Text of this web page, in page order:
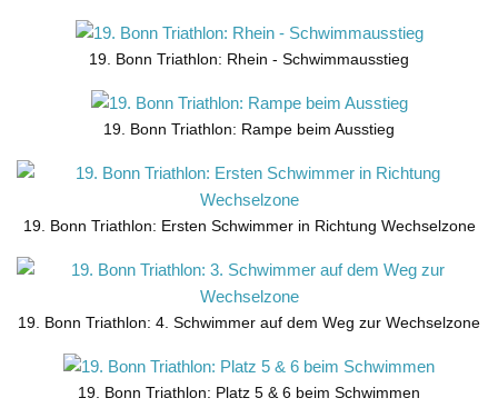
19. Bonn Triathlon: Rhein - Schwimmausstieg
19. Bonn Triathlon: Rampe beim Ausstieg
19. Bonn Triathlon: Ersten Schwimmer in Richtung Wechselzone
19. Bonn Triathlon: 4. Schwimmer auf dem Weg zur Wechselzone
19. Bonn Triathlon: Platz 5 & 6 beim Schwimmen